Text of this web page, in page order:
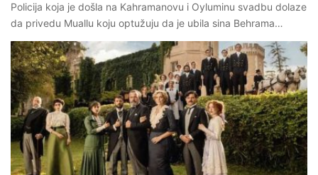
Policija koja je došla na Kahramanovu i Oyluminu svadbu dolaze
da privedu Muallu koju optužuju da je ubila sina Behrama…